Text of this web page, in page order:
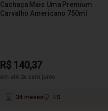
Cachaça Mais Uma Premium
Carvalho Americano 750ml
R$ 140,37
em até 2x sem juros
34 meses ES